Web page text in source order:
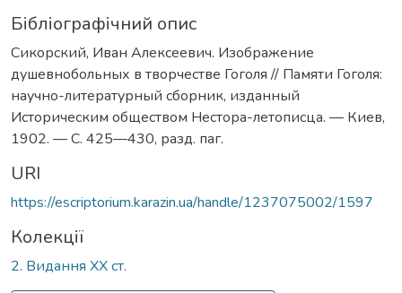
Бібліографічний опис
Сикорский, Иван Алексеевич. Изображение
душевнобольных в творчестве Гоголя // Памяти Гоголя:
научно-литературный сборник, изданный
Историческим обществом Нестора-летописца. — Киев,
1902. — С. 425—430, разд. паг.
URI
https://escriptorium.karazin.ua/handle/1237075002/1597
Колекції
2. Видання ХХ ст.